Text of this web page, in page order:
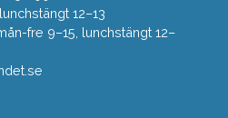
12–13
fre 9–15, lunchstängt 12–